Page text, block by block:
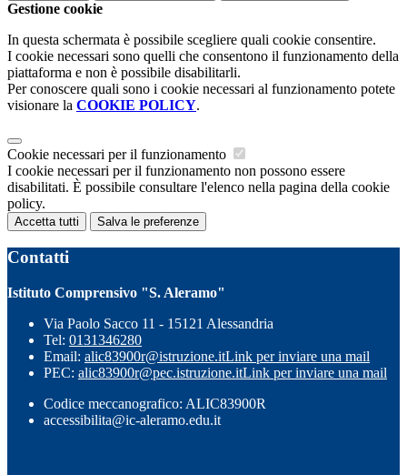
Gestione cookie
In questa schermata è possibile scegliere quali cookie consentire.
I cookie necessari sono quelli che consentono il funzionamento della
piattaforma e non è possibile disabilitarli.
Per conoscere quali sono i cookie necessari al funzionamento potete
visionare la COOKIE POLICY.
Cookie necessari per il funzionamento
I cookie necessari per il funzionamento non possono essere
disabilitati. È possibile consultare l'elenco nella pagina della cookie
policy.
Accetta tutti Salva le preferenze
Contatti
Istituto Comprensivo "S. Aleramo"
Via Paolo Sacco 11 - 15121 Alessandria
Tel: 0131346280
Email: alic83900r@istruzione.itLink per inviare una mail
PEC: alic83900r@pec.istruzione.itLink per inviare una mail
Codice meccanografico: ALIC83900R
accessibilita@ic-aleramo.edu.it